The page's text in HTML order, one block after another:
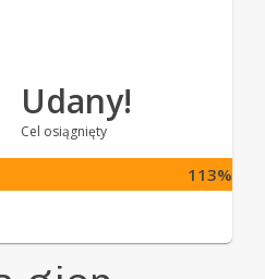
Udany!
Cel osiągnięty
113%